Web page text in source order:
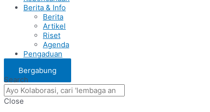
Berita & Info
Berita
Artikel
Riset
Agenda
Pengaduan
Bergabung
Search
Close